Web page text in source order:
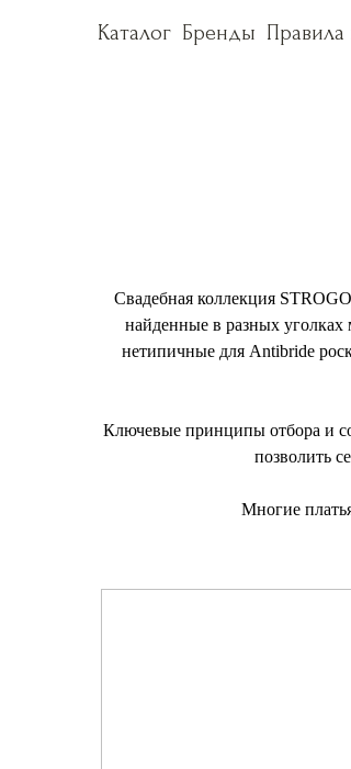
Каталог Бренды
Каталог Бренды
Свадебная коллекция
найденные в разных
нетипичные для Antibride
Ключевые принципы отбора и
позволить
Многие